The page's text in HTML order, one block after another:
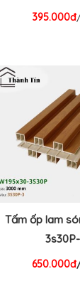
395.000đ
Tấm ốp lam
650.000đ